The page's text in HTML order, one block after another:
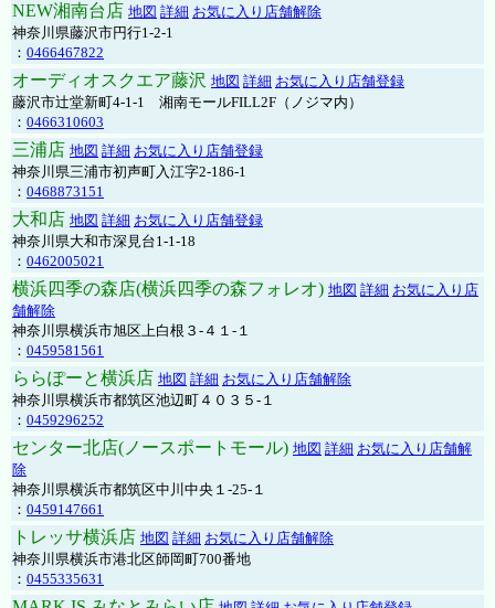
NEW湘南台店 地図 詳細 お気に入り店舗解除
神奈川県藤沢市円行1-2-1
： 0466467822
オーディオスクエア藤沢 地図 詳細 お気に入り店舗登録
藤沢市辻堂新町4-1-1 湘南モールFILL2F（ノジマ内）
： 0466310603
三浦店 地図 詳細 お気に入り店舗登録
神奈川県三浦市初声町入江字2-186-1
： 0468873151
大和店 地図 詳細 お気に入り店舗登録
神奈川県大和市深見台1-1-18
： 0462005021
横浜四季の森店(横浜四季の森フォレオ) 地図 詳細 お気に入り店
舗解除
神奈川県横浜市旭区上白根３-４１-１
： 0459581561
ららぽーと横浜店 地図 詳細 お気に入り店舗解除
神奈川県横浜市都筑区池辺町４０３５-１
： 0459296252
センター北店(ノースポートモール) 地図 詳細 お気に入り店舗解
除
神奈川県横浜市都筑区中川中央１-25-１
： 0459147661
トレッサ横浜店 地図 詳細 お気に入り店舗解除
神奈川県横浜市港北区師岡町700番地
： 0455335631